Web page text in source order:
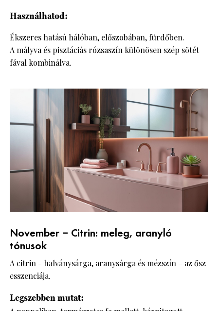
Használhatod:
Ékszeres hatású hálóban, előszobában, fürdőben.
A mályva és pisztáciás rózsaszín különösen szép sötét
fával kombinálva.
November – Citrin: meleg, aranyló
tónusok
A citrin - halványsárga, aranysárga és mézszín – az ősz
esszenciája.
Legszebben mutat: